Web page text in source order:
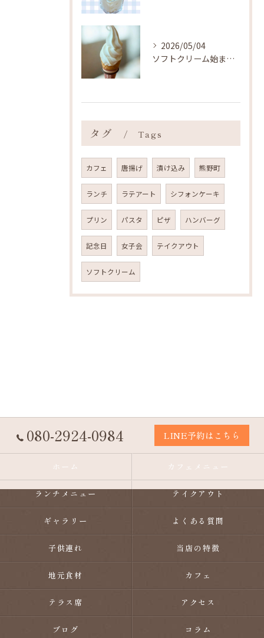
2026/05/04
ソフトクリーム始まりました ˎˊ˗
タグ Tags
カフェ 唐揚げ 漬け込み 熊野町
ランチ ラテアート シフォンケーキ
プリン パスタ ピザ ハンバーグ
記念日 女子会 テイクアウト
ソフトクリーム
080-2924-0984 LINE予約はこちら
ホーム カフェメニュー
ランチメニュー テイクアウト
ギャラリー よくある質問
子供連れ 当店の特徴
地元食材 カフェ
テラス席 アクセス
ブログ コラム